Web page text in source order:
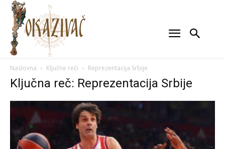
Naslovna Ključne reči Reprezentacija Srbije
Ključna reč: Reprezentacija Srbije